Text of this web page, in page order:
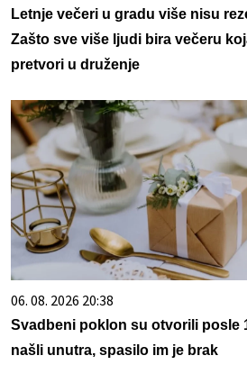
Letnje večeri u gradu više nisu
Zašto sve više ljudi bira večeru
pretvori u druženje
06. 08. 2026 20:38
Svadbeni poklon su otvorili posle
našli unutra, spasilo im je brak